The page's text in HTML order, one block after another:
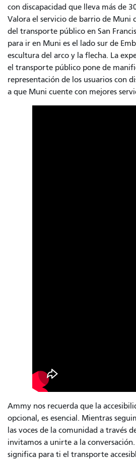
con discapacidad que lleva más de
Valora el servicio de barrio de Muni
del transporte público en San
para ir en Muni es el lado sur de
escultura del arco y la flecha. La
el transporte público pone de
representación de los usuarios con
a que Muni cuente con mejores
Ammy nos recuerda que la
opcional, es esencial. Mientras
las voces de la comunidad a través
invitamos a unirte a la
significa para ti el transporte